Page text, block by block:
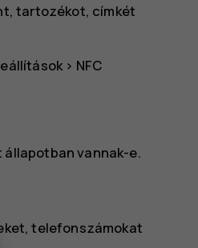
tartozékot, címkét
> NFC
állapotban vannak-e.
telefonszámokat